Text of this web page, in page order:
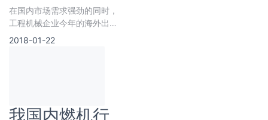
在国内市场需求强劲的同时，
工程机械企业今年的海外出口
也呈现强劲上升趋势。2017
2018-01-22
我国内燃机行